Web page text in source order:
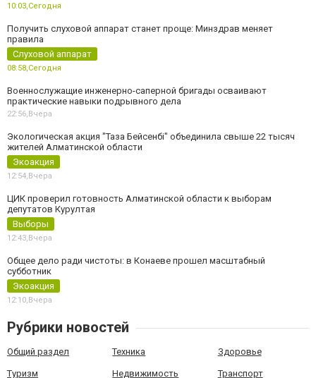
10:03, Сегодня
Получить слуховой аппарат станет проще: Минздрав меняет
правила
Слуховой аппарат
08:58, Сегодня
Военнослужащие инженерно-саперной бригады осваивают
практические навыки подрывного дела
22:56, Вчера
Экологическая акция "Таза Бейсенбі" объединила свыше 22 тысяч
жителей Алматинской области
Экоакция
12:54, Вчера
ЦИК проверил готовность Алматинской области к выборам
депутатов Курултая
Выборы
12:43, Вчера
Общее дело ради чистоты: в Конаеве прошел масштабный
субботник
Экоакция
12:10, Вчера
Рубрики новостей
Общий раздел Техника Здоровье
Туризм Недвижимость Транспорт